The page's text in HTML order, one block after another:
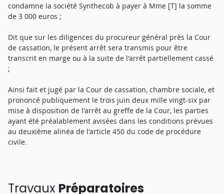
condamne la société Synthecob à payer à Mme [T] la somme
de 3 000 euros ;
Dit que sur les diligences du procureur général près la Cour
de cassation, le présent arrêt sera transmis pour être
transcrit en marge ou à la suite de l'arrêt partiellement cassé
;
Ainsi fait et jugé par la Cour de cassation, chambre sociale, et
prononcé publiquement le trois juin deux mille vingt-six par
mise à disposition de l'arrêt au greffe de la Cour, les parties
ayant été préalablement avisées dans les conditions prévues
au deuxième alinéa de l'article 450 du code de procédure
civile.
Travaux Préparatoires